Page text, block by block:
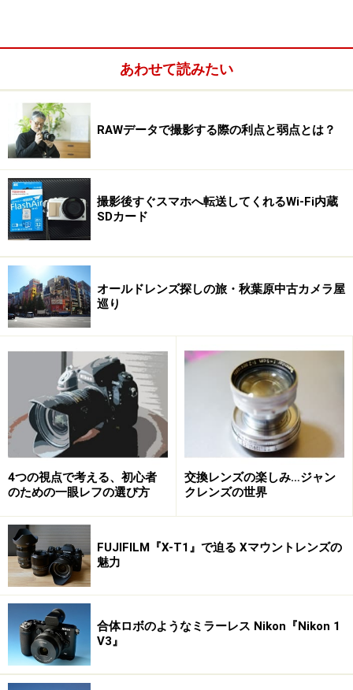
FlashAirとオリンパスPEN Light E-PL6
FlashAirの無線LAN設定
FlashAirを利用するためには、まずパソコンやスマートフ
ォンと無線LANで接続する必要があります。デジタルカ
メラにSDカードとして挿入することで、FlashAirが無線
LANのアクセスポイントとなります。パソコンやスマホ
に、指定されたSSIDとパスワードを入力して接続しまし
接続後は、パソコンやスマホのブラウザにて
http://flashair と入力することで、メモリカードに保存し
ている写真データのサムネイルが表示され、写真データ
の転送が可能になります。非常にシンプルなシステムで
すので、一度無線LANの設定をするだけで簡単に利用が
できます。
FlashAirをデジタルカメラに挿入
あわせて読みたい
RAWデータで撮影する際の利点と弱点とは？
撮影後すぐスマホへ転送してくれるWi-Fi内蔵
SDカード
オールドレンズ探しの旅・秋葉原中古カメラ屋
巡り
4つの視点で考える、初心者
のための一眼レフの選び方
交換レンズの楽しみ…ジャン
クレンズの世界
FUJIFILM『X-T1』で迫る Xマウントレンズの
魅力
合体ロボのようなミラーレス Nikon『Nikon 1
V3』